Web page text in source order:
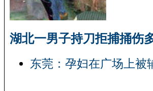
湖北一男子持刀拒捕捅伤
东莞：孕妇在广场上被